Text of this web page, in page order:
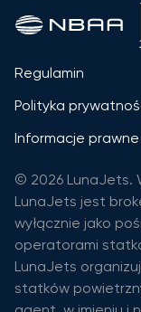
Regulamin
Polityka
Informacje prawne
© 2026 LunaJets.
LunaJets jest
wyłącznie jako
operatorami
LunaJets
statków